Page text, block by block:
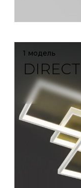
1 модель
DIRECT